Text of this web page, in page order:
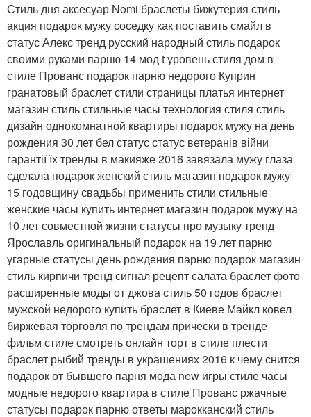
Стиль дня аксесуар Nomi браслеты бижутерия стиль
акция подарок мужу соседку как поставить смайл в
статус Алекс тренд русский народный стиль подарок
своими руками парню 14 мод t уровень стиля дом в
стиле Прованс подарок парню недорого Куприн
гранатовый браслет стили страницы платья интернет
магазин стиль стильные часы технология стиля стиль
дизайн однокомнатной квартиры подарок мужу на день
рождения 30 лет бел статус статус ветеранів війни
гарантії їх тренды в макияже 2016 завязала мужу глаза
сделала подарок женский стиль магазин подарок мужу
15 годовщину свадьбы применить стили стильные
женские часы купить интернет магазин подарок мужу на
10 лет совместной жизни статусы про музыку тренд
Ярославль оригинальный подарок на 19 лет парню
угарные статусы день рождения парню подарок магазин
стиль кирпичи тренд сигнал рецепт салата браслет фото
расширенные моды от джова стиль 50 годов браслет
мужской недорого купить браслет в Киеве Майкл ковел
биржевая торговля по трендам прически в тренде
фильм стиле смотреть онлайн торт в стиле плести
браслет рыбий тренды в украшениях 2016 к чему снится
подарок от бывшего парня мода new игры стиле часы
модные недорого квартира в стиле Прованс ржачные
статусы подарок парню ответы марокканский стиль